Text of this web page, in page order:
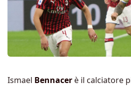
Ismael Bennacer è il calciatore